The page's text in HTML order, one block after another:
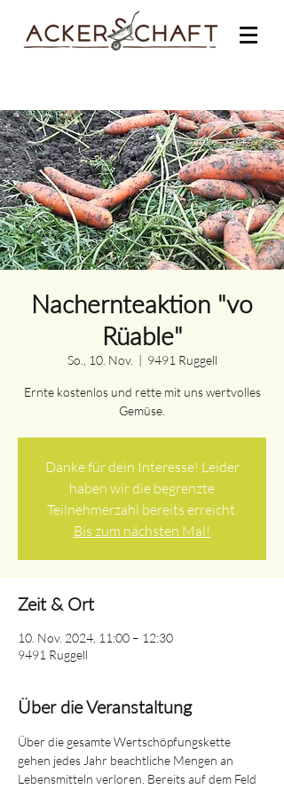
Nachernteaktion "vo
Rüable"
So., 10. Nov.
  |
9491 Ruggell
Ernte kostenlos und rette mit uns wertvolles
Gemüse.
Danke für dein Interesse! Leider
haben wir die begrenzte
Teilnehmerzahl bereits erreicht.
Bis zum nächsten Mal!
Zeit & Ort
10. Nov. 2024, 11:00 – 12:30
9491 Ruggell
Über die Veranstaltung
Über die gesamte Wertschöpfungskette
gehen jedes Jahr beachtliche Mengen an
Lebensmitteln verloren. Bereits auf dem Feld